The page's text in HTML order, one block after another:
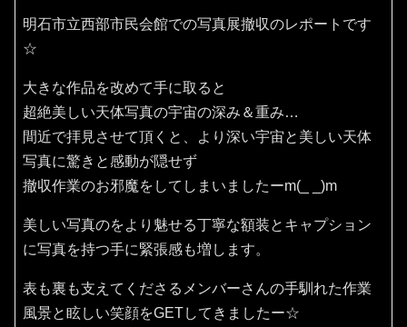
明石市立西部市民会館での写真展撤収のレポートです
☆
大きな作品を改めて手に取ると
超絶美しい天体写真の宇宙の深み＆重み…
間近で拝見させて頂くと、より深い宇宙と美しい天体
写真に驚きと感動が隠せず
撤収作業のお邪魔をしてしまいましたーm(_ _)m
美しい写真のをより魅せる丁寧な額装とキャプション
に写真を持つ手に緊張感も増します。
表も裏も支えてくださるメンバーさんの手馴れた作業
風景と眩しい笑顔をGETしてきましたー☆